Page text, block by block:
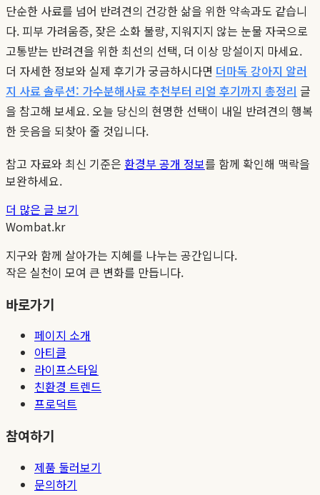
단순한 사료를 넘어 반려견의 건강한 삶을 위한 약속과도 같습니
다. 피부 가려움증, 잦은 소화 불량, 지워지지 않는 눈물 자국으로
고통받는 반려견을 위한 최선의 선택, 더 이상 망설이지 마세요.
더 자세한 정보와 실제 후기가 궁금하시다면 더마독 강아지 알러
지 사료 솔루션: 가수분해사료 추천부터 리얼 후기까지 총정리 글
을 참고해 보세요. 오늘 당신의 현명한 선택이 내일 반려견의 행복
한 웃음을 되찾아 줄 것입니다.
참고 자료와 최신 기준은 환경부 공개 정보를 함께 확인해 맥락을
보완하세요.
더 많은 글 보기
Wombat.kr
지구와 함께 살아가는 지혜를 나누는 공간입니다.
작은 실천이 모여 큰 변화를 만듭니다.
바로가기
페이지 소개
아티클
라이프스타일
친환경 트렌드
프로덕트
참여하기
제품 둘러보기
문의하기